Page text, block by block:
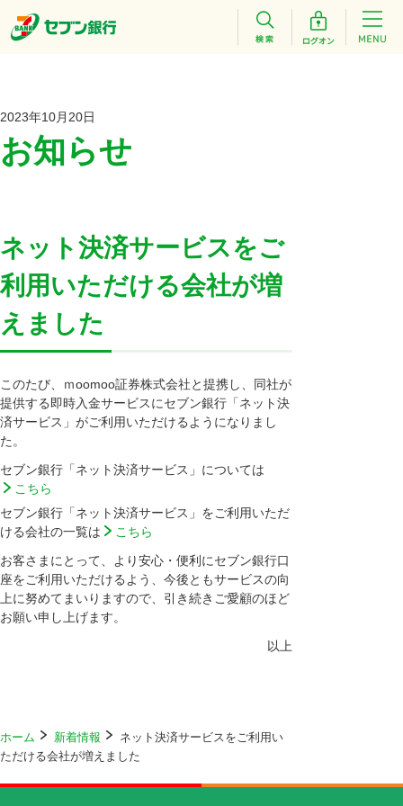
2023年10月20日
お知らせ
ネット決済サービスをご
利用いただける会社が増
えました
このたび、ｍoomoo証券株式会社と提携し、同社が
提供する即時入金サービスにセブン銀行「ネット決
済サービス」がご利用いただけるようになりまし
た。
セブン銀行「ネット決済サービス」については
こちら
セブン銀行「ネット決済サービス」をご利用いただ
ける会社の一覧は
こちら
お客さまにとって、より安心・便利にセブン銀行口
座をご利用いただけるよう、今後ともサービスの向
上に努めてまいりますので、引き続きご愛顧のほど
お願い申し上げます。
以上
ホーム 新着情報
ネット決済サービスをご利用い
ただける会社が増えました